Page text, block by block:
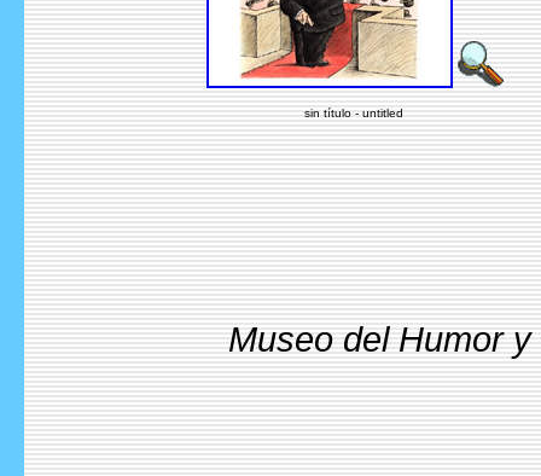
sin título - untitled
Museo del Humor